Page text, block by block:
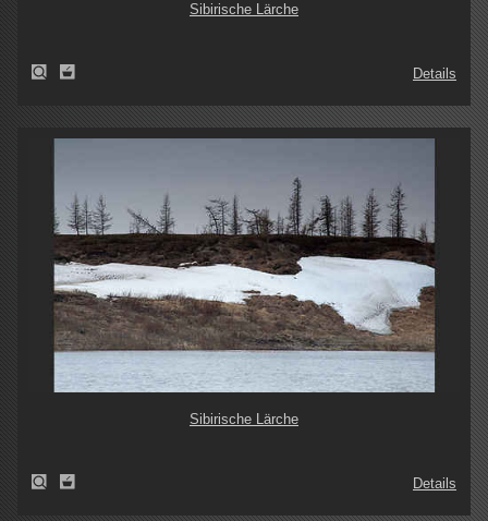
Sibirische Lärche
Details
Sibirische Lärche
Details